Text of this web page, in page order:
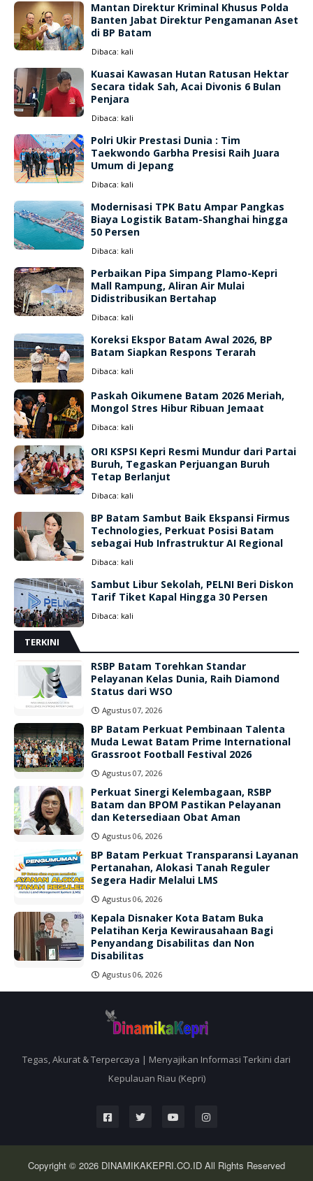
Mantan Direktur Kriminal Khusus Polda
Banten Jabat Direktur Pengamanan Aset
di BP Batam
Dibaca: kali
Kuasai Kawasan Hutan Ratusan Hektar
Secara tidak Sah, Acai Divonis 6 Bulan
Penjara
Dibaca: kali
Polri Ukir Prestasi Dunia : Tim
Taekwondo Garbha Presisi Raih Juara
Umum di Jepang
Dibaca: kali
Modernisasi TPK Batu Ampar Pangkas
Biaya Logistik Batam-Shanghai hingga
50 Persen
Dibaca: kali
Perbaikan Pipa Simpang Plamo-Kepri
Mall Rampung, Aliran Air Mulai
Didistribusikan Bertahap
Dibaca: kali
Koreksi Ekspor Batam Awal 2026, BP
Batam Siapkan Respons Terarah
Dibaca: kali
Paskah Oikumene Batam 2026 Meriah,
Mongol Stres Hibur Ribuan Jemaat
Dibaca: kali
ORI KSPSI Kepri Resmi Mundur dari Partai
Buruh, Tegaskan Perjuangan Buruh
Tetap Berlanjut
Dibaca: kali
BP Batam Sambut Baik Ekspansi Firmus
Technologies, Perkuat Posisi Batam
sebagai Hub Infrastruktur AI Regional
Dibaca: kali
Sambut Libur Sekolah, PELNI Beri Diskon
Tarif Tiket Kapal Hingga 30 Persen
Dibaca: kali
TERKINI
RSBP Batam Torehkan Standar
Pelayanan Kelas Dunia, Raih Diamond
Status dari WSO
Agustus 07, 2026
BP Batam Perkuat Pembinaan Talenta
Muda Lewat Batam Prime International
Grassroot Football Festival 2026
Agustus 07, 2026
Perkuat Sinergi Kelembagaan, RSBP
Batam dan BPOM Pastikan Pelayanan
dan Ketersediaan Obat Aman
Agustus 06, 2026
BP Batam Perkuat Transparansi Layanan
Pertanahan, Alokasi Tanah Reguler
Segera Hadir Melalui LMS
Agustus 06, 2026
Kepala Disnaker Kota Batam Buka
Pelatihan Kerja Kewirausahaan Bagi
Penyandang Disabilitas dan Non
Disabilitas
Agustus 06, 2026
Tegas, Akurat & Terpercaya | Menyajikan Informasi Terkini dari
Kepulauan Riau (Kepri)
Copyright © 2026 DINAMIKAKEPRI.CO.ID All Rights Reserved